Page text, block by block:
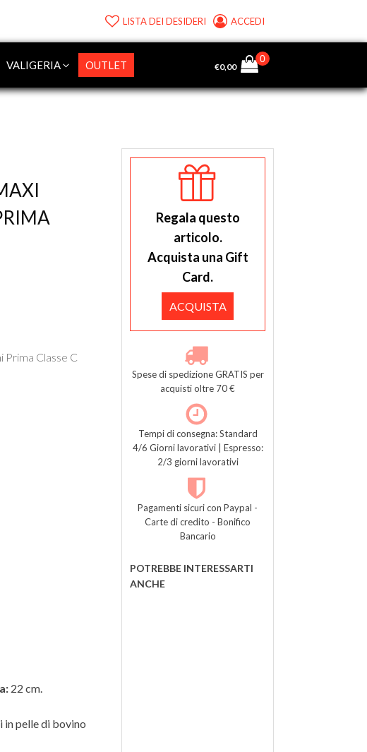
LISTA DEI DESIDERI ACCEDI
VALIGERIA OUTLET €0,00
Prima Classe C
22 cm.
in pelle di bovino
Regala questo
articolo.
Acquista una Gift
Card.
ACQUISTA
Spese di spedizione GRATIS per
acquisti oltre 70 €
Tempi di consegna: Standard
4/6 Giorni lavorativi | Espresso:
2/3 giorni lavorativi
Pagamenti sicuri con Paypal -
Carte di credito - Bonifico
Bancario
POTREBBE INTERESSARTI
ANCHE